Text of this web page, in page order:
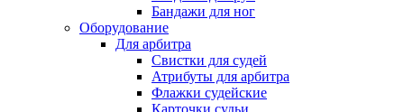
Бандажи для ног
Оборудование
Для арбитра
Свистки для судей
Атрибуты для арбитра
Флажки судейские
Карточки судьи